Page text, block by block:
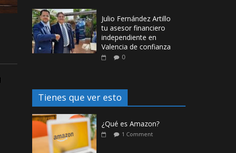
Julio Fernández Artillo
tu asesor financiero
independiente en
Valencia de confianza
0
Tienes que ver esto
¿Qué es Amazon?
1 Comment